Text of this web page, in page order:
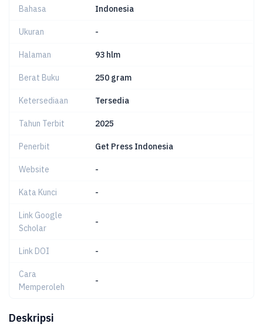
Bahasa Indonesia
Ukuran -
Halaman 93 hlm
Berat Buku 250 gram
Ketersediaan Tersedia
Tahun Terbit 2025
Penerbit Get Press Indonesia
Website -
Kata Kunci -
Link Google
Scholar
-
Link DOI -
Cara
Memperoleh
-
Deskripsi